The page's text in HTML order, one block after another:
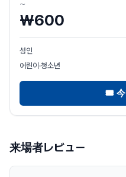
〜
₩600
성인
어린이·청소년
🎟
来場者レビュー